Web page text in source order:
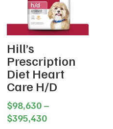
Hill’s
Prescription
Diet Heart
Care H/D
$98,630 –
$395,430Price